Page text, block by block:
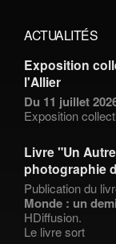
ACTUALITÉS
Exposition
l'Allier
Du 11 juillet
Exposition
Livre "Un
photographie
Publication du
Monde : un
HDiffusion.
Le livre sort